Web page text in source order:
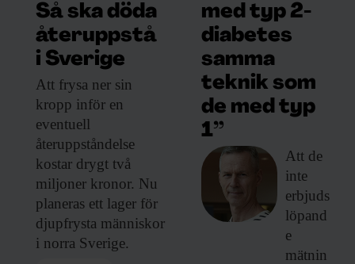
Så ska döda
återuppstå
i Sverige
Att frysa ner sin
kropp inför en
eventuell
återuppståndelse
kostar drygt två
miljoner kronor. Nu
planeras ett lager för
djupfrysta människor
i norra Sverige.
med typ 2-
diabetes
samma
teknik som
de med typ
1”
Att de
inte
erbjuds
löpand
e
mätnin